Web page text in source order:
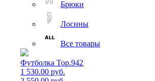
Брюки
Лосины
Все товары
Футболка Top.942
1 530.00 руб.